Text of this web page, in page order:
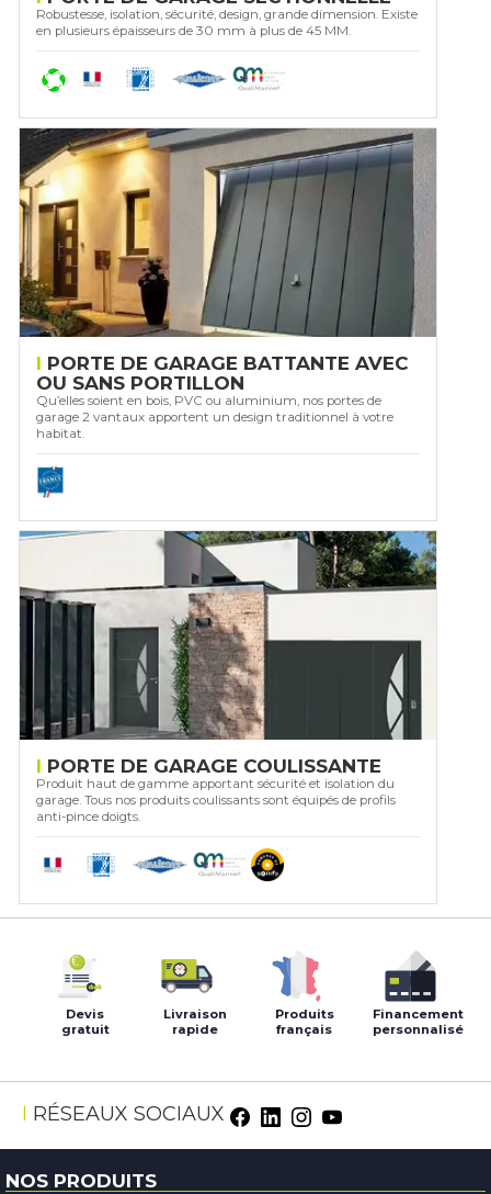
Robustesse, isolation, sécurité, design, grande dimension. Existe
en plusieurs épaisseurs de 30 mm à plus de 45 MM.
PORTE DE GARAGE BATTANTE AVEC
OU SANS PORTILLON
Qu’elles soient en bois, PVC ou aluminium, nos portes de
garage 2 vantaux apportent un design traditionnel à votre
habitat.
PORTE DE GARAGE COULISSANTE
Produit haut de gamme apportant sécurité et isolation du
garage. Tous nos produits coulissants sont équipés de profils
anti-pince doigts.
Devis
gratuit
Livraison
rapide
Produits
français
Financement
personnalisé
RÉSEAUX SOCIAUX Facebook
LinkedIn
Instagram
Youtube
NOS PRODUITS